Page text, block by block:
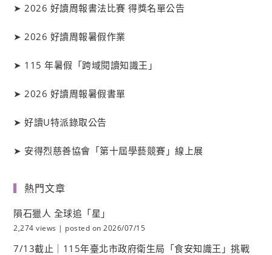
➤ 2026 好讀周報書法比賽 得獎名單公告
➤ 2026 好讀周報暑假作業
➤ 115 年暑假「跨域閱讀知識王」
➤ 2026 好讀周報暑假書單
➤好讀U特派錄取公告
➤ 安得烈慈善協會「第十屆學藝競賽」線上展
熱門文章
隕石獵人 全球追「星」
2,274 views | posted on 2026/07/15
7/13截止｜115年臺北市政府衛生局「食安知識王」挑戰